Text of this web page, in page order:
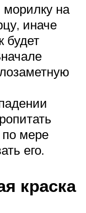
на
иначе
будет
по мере
его.
краска